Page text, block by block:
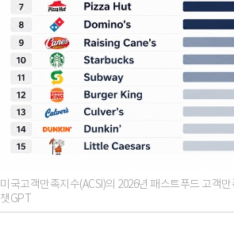
미국고객만족지수(ACSI)의 2026년 패스트푸드 고객
챗GPT